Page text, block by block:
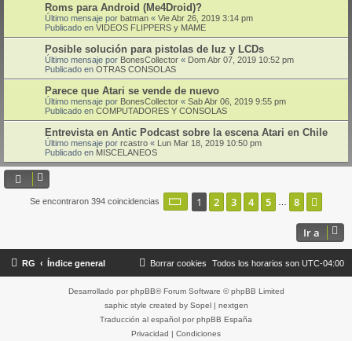
Roms para Android (Me4Droid)?
Último mensaje por batman « Vie Abr 26, 2019 3:14 pm
Publicado en VIDEOS FLIPPERS y MAME
Posible solución para pistolas de luz y LCDs
Último mensaje por BonesCollector « Dom Abr 07, 2019 10:52 pm
Publicado en OTRAS CONSOLAS
Parece que Atari se vende de nuevo
Último mensaje por BonesCollector « Sab Abr 06, 2019 9:55 pm
Publicado en COMPUTADORES Y CONSOLAS
Entrevista en Antic Podcast sobre la escena Atari en Chile
Último mensaje por rcastro « Lun Mar 18, 2019 10:50 pm
Publicado en MISCELANEOS
Se encontraron 394 coincidencias Página de
1 2 3 4 5 8
Ir a
RG Índice general Todos los horarios son UTC-04:00
Borrar cookies
Desarrollado por phpBB® Forum Software © phpBB Limited
saphic style created by Sopel| nextgen
Traducción al español por phpBB España
Privacidad | Condiciones